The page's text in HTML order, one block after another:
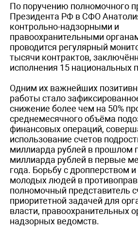
По поручению полномочного
Президента РФ в СФО
контрольно-надзорными и
правоохранительными
проводится регулярный
тысячи контрактов,
исполнения 15 национальных
Одним их важнейших
работы стало
снижение более чем на 50%
среднемесячного объёма
финансовых операций,
использование счетов
миллиарда рублей в прошлом
миллиарда рублей в первые
года. Борьбу с дропперством
молодых людей в
полномочный представитель
приоритетной задачей для
власти, правоохранительных
надзорных ведомств.